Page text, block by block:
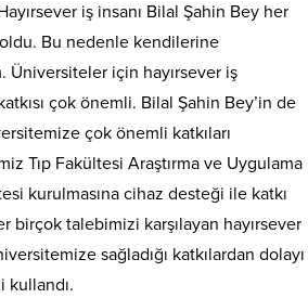
iş insanı Bilal Şahin Bey her
Bu nedenle kendilerine
Üniversiteler için hayırsever iş
çok önemli. Bilal Şahin Bey’in de
çok önemli katkıları
Tıp Fakültesi Araştırma ve Uygulama
kurulmasına cihaz desteği ile katkı
birçok talebimizi karşılayan hayırsever
sağladığı katkılardan dolayı
kullandı.